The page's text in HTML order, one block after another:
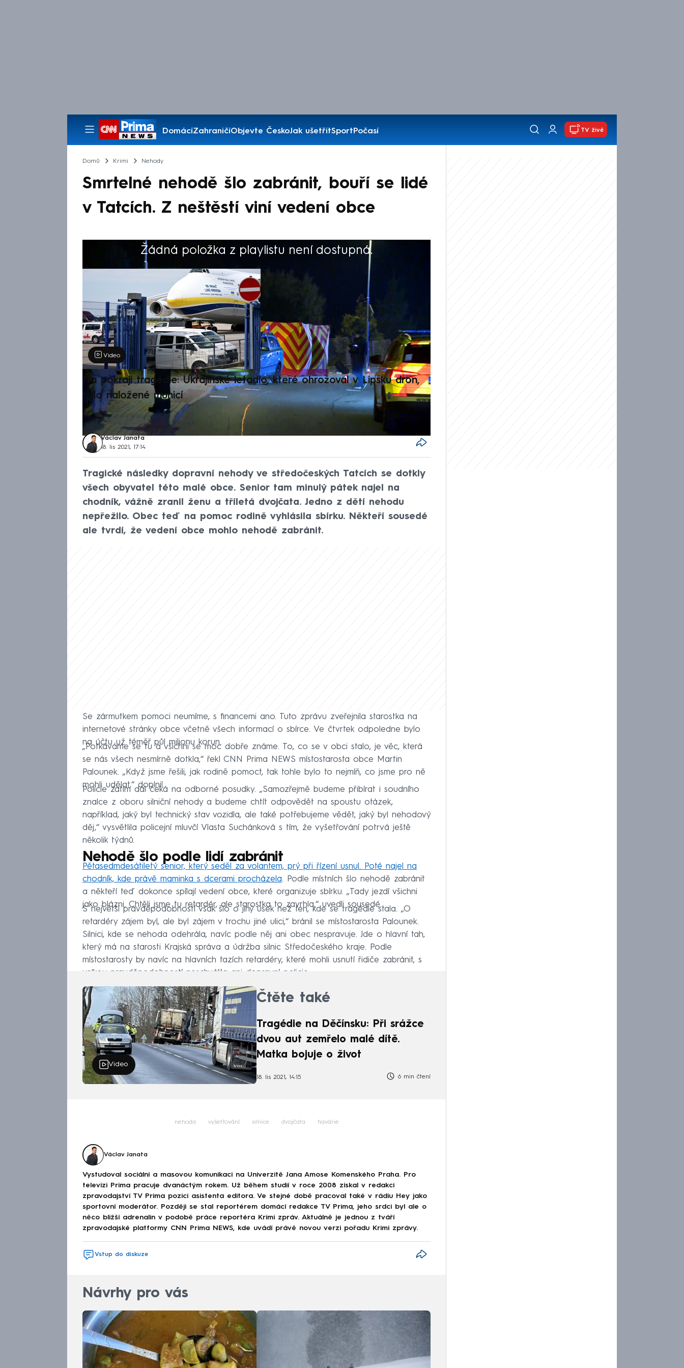
DomácíZahraničíObjevte ČeskoJak ušetřitSportPočasí
Pořady
TV živě
Domů Krimi Nehody
Smrtelné nehodě šlo zabránit, bouří se lidé
v Tatcích. Z neštěstí viní vedení obce
Žádná položka z playlistu není dostupná.
Výběr redakce
Video
Na pokraji tragédie: Ukrajinské letadlo, které ohrožoval v Lipsku dron,
bylo naložené municí
Václav Janata
18. lis 2021, 17:14
Tragické následky dopravní nehody ve středočeských Tatcích se dotkly
všech obyvatel této malé obce. Senior tam minulý pátek najel na
chodník, vážně zranil ženu a tříletá dvojčata. Jedno z dětí nehodu
nepřežilo. Obec teď na pomoc rodině vyhlásila sbírku. Někteří sousedé
ale tvrdí, že vedení obce mohlo nehodě zabránit.
Se zármutkem pomoci neumíme, s financemi ano. Tuto zprávu zveřejnila starostka na
internetové stránky obce včetně všech informací o sbírce. Ve čtvrtek odpoledne bylo
na účtu už téměř půl milionu korun.
„Potkáváme se tu a všichni se moc dobře známe. To, co se v obci stalo, je věc, která
se nás všech nesmírně dotkla,“ řekl CNN Prima NEWS místostarosta obce Martin
Palounek. „Když jsme řešili, jak rodině pomoct, tak tohle bylo to nejmíň, co jsme pro ně
mohli udělat,“ doplnil.
Policie zatím dál čeká na odborné posudky. „Samozřejmě budeme přibírat i soudního
znalce z oboru silniční nehody a budeme chtít odpovědět na spoustu otázek,
například, jaký byl technický stav vozidla, ale také potřebujeme vědět, jaký byl nehodový
děj,“ vysvětlila policejní mluvčí Vlasta Suchánková s tím, že vyšetřování potrvá ještě
několik týdnů.
Nehodě šlo podle lidí zabránit
Pětasedmdesátiletý senior, který seděl za volantem, prý při řízení usnul. Poté najel na
chodník, kde právě maminka s dcerami procházela. Podle místních šlo nehodě zabránit
a někteří teď dokonce spílají vedení obce, které organizuje sbírku. „Tady jezdí všichni
jako blázni. Chtěli jsme tu retardér, ale starostka to zavrhla,“ uvedli sousedé.
S největší pravděpodobností však šlo o jiný úsek než ten, kde se tragédie stala. „O
retardéry zájem byl, ale byl zájem v trochu jiné ulici,“ bránil se místostarosta Palounek.
Silnici, kde se nehoda odehrála, navíc podle něj ani obec nespravuje. Jde o hlavní tah,
který má na starosti Krajská správa a údržba silnic Středočeského kraje. Podle
místostarosty by navíc na hlavních tazích retardéry, které mohli usnutí řidiče zabránit, s
velkou pravděpodobností neschválila ani dopravní policie.
Video
Čtěte také
Tragédie na Děčínsku: Při srážce
dvou aut zemřelo malé dítě.
Matka bojuje o život
18. lis 2021, 14:15 6 min čtení
nehoda vyšetřování silnice dvojčata havárie
Václav Janata
Vystudoval sociální a masovou komunikaci na Univerzitě Jana Amose Komenského Praha. Pro
televizi Prima pracuje dvanáctým rokem. Už během studií v roce 2008 získal v redakci
zpravodajství TV Prima pozici asistenta editora. Ve stejné době pracoval také v rádiu Hey jako
sportovní moderátor. Později se stal reportérem domácí redakce TV Prima, jeho srdci byl ale o
něco bližší adrenalin v podobě práce reportéra Krimi zpráv. Aktuálně je jednou z tváří
zpravodajské platformy CNN Prima NEWS, kde uvádí právě novou verzi pořadu Krimi zprávy.
Vstup do diskuze
Návrhy pro vás